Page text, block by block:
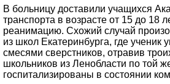
В больницу доставили учащихся
транспорта в возрасте от 15 до 18
реанимацию. Схожий случай
из школ Екатеринбурга, где ученик
смесями сверстников, отравив
школьников из Ленобласти по той
госпитализированы в состоянии